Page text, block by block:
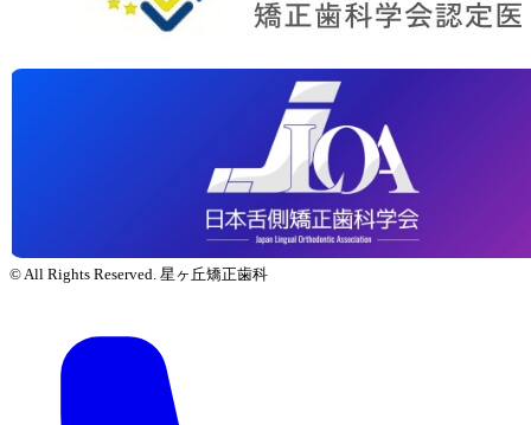
© All Rights Reserved. 星ヶ丘矯正歯科